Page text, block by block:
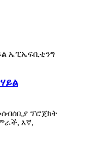
ፕሮጀክት
እኛ,